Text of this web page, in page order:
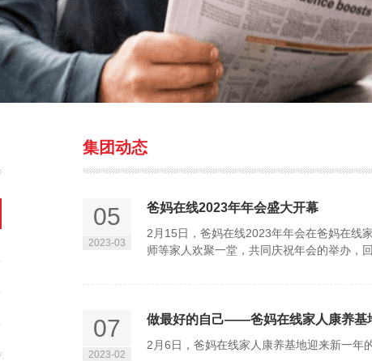
集团动态
05
2023-03
爸妈在线2023年年会盛大开幕
2月15日，爸妈在线2023年年会在爸妈在线
师等家人欢聚一堂，共同庆祝年会的举办，
07
2023-02
做最好的自己——爸妈在线家人康养基
2月6日，爸妈在线家人康养基地迎来新一年